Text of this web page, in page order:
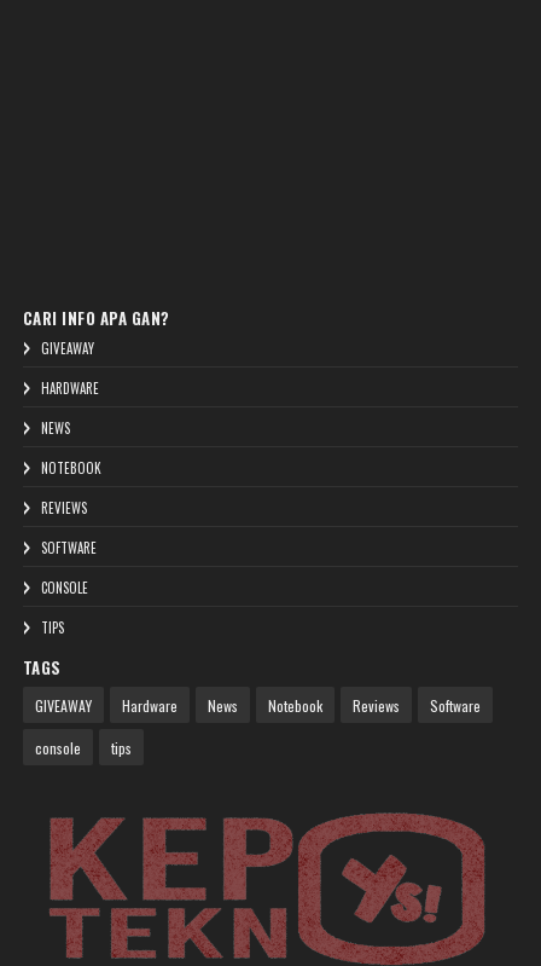
CARI INFO APA GAN?
GIVEAWAY
HARDWARE
NEWS
NOTEBOOK
REVIEWS
SOFTWARE
CONSOLE
TIPS
TAGS
GIVEAWAY Hardware News Notebook Reviews Software
console tips